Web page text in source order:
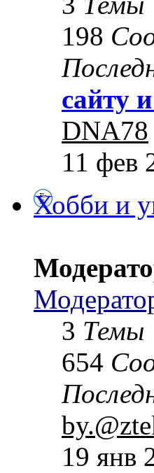
198
сайту
DNA78
11 фев
Хобби и
3 Темы
654
19 янв